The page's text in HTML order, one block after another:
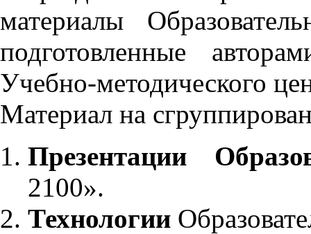
материалы
подготовленные
Учебно-методического
Материал на
Презентации
2100».
Технологии